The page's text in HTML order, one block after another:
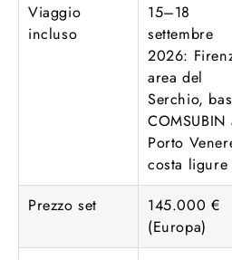
Viaggio
incluso
15–18
settembre
2026:
area del
Serchio,
COMSUBIN
Porto
costa ligure
Prezzo set
145.000 €
(Europa)